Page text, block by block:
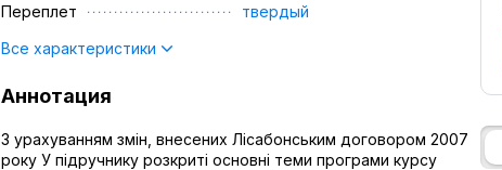
Переплет
твердый
Все характеристики
Аннотация
З урахуванням змін, внесених Лісабонським договором 2007
року У підручнику розкриті основні теми програми курсу